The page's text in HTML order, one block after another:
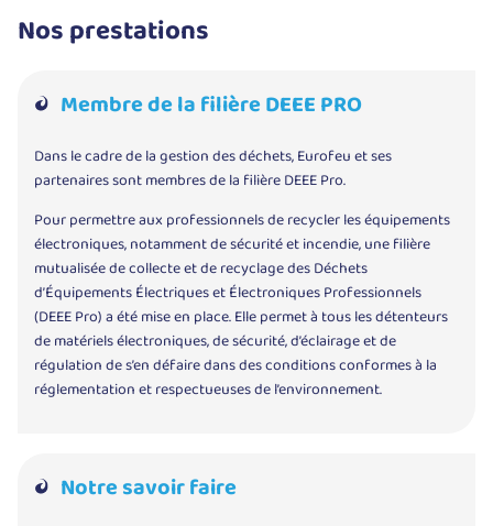
Nos prestations
Membre de la filière DEEE PRO
Dans le cadre de la gestion des déchets, Eurofeu et ses
partenaires sont membres de la filière DEEE Pro.
Pour permettre aux professionnels de recycler les équipements
électroniques, notamment de sécurité et incendie, une filière
mutualisée de collecte et de recyclage des Déchets
d’Équipements Électriques et Électroniques Professionnels
(DEEE Pro) a été mise en place. Elle permet à tous les détenteurs
de matériels électroniques, de sécurité, d’éclairage et de
régulation de s’en défaire dans des conditions conformes à la
réglementation et respectueuses de l’environnement.
Notre savoir faire